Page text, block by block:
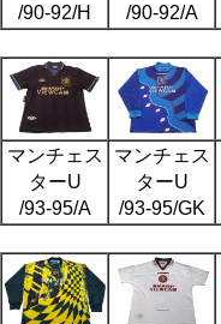
/90-92/H
/90-92/A
マンチェス
ターU
/93-95/A
マンチェス
ターU
/93-95/GK